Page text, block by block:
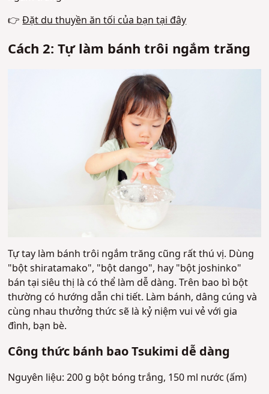
👉Đặt du thuyền ăn tối của bạn tại đây
Cách 2: Tự làm bánh trôi ngắm trăng
Tự tay làm bánh trôi ngắm trăng cũng rất thú vị. Dùng
"bột shiratamako", "bột dango", hay "bột joshinko"
bán tại siêu thị là có thể làm dễ dàng. Trên bao bì bột
thường có hướng dẫn chi tiết. Làm bánh, dâng cúng và
cùng nhau thưởng thức sẽ là kỷ niệm vui vẻ với gia
đình, bạn bè.
Công thức bánh bao Tsukimi dễ dàng
Nguyên liệu: 200 g bột bóng trắng, 150 ml nước (ấm)